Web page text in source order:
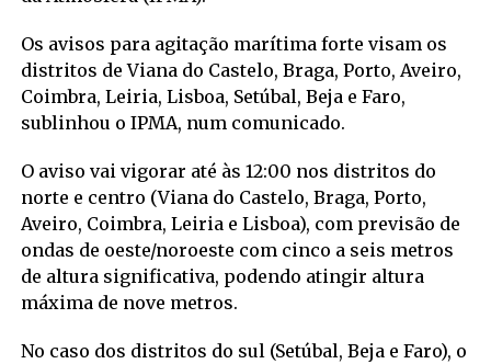
Os avisos para agitação marítima forte visam os
distritos de Viana do Castelo, Braga, Porto, Aveiro,
Coimbra, Leiria, Lisboa, Setúbal, Beja e Faro,
sublinhou o IPMA, num comunicado.
O aviso vai vigorar até às 12:00 nos distritos do
norte e centro (Viana do Castelo, Braga, Porto,
Aveiro, Coimbra, Leiria e Lisboa), com previsão de
ondas de oeste/noroeste com cinco a seis metros
de altura significativa, podendo atingir altura
máxima de nove metros.
No caso dos distritos do sul (Setúbal, Beja e Faro), o